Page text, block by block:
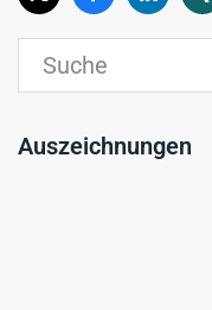
Auszeichnungen